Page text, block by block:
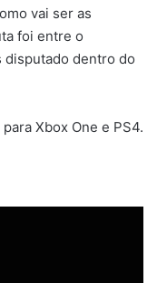
vai ser as
foi entre o
disputado dentro do
Xbox One e PS4.